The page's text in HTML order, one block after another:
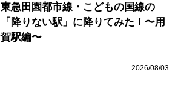
東急田園都市線・こどもの国線の
「降りない駅」に降りてみた！〜用
賀駅編〜
2026/08/03